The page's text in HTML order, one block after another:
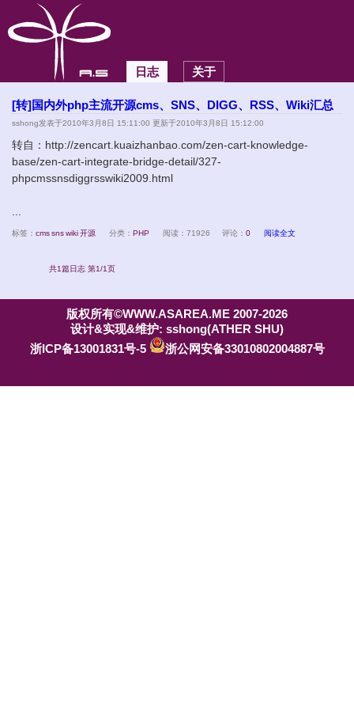
日志 关于
[转]国内外php主流开源cms、SNS、DIGG、RSS、Wiki汇总
sshong发表于2010年3月8日 15:11:00 更新于2010年3月8日 15:12:00
转自：http://zencart.kuaizhanbao.com/zen-cart-knowledge-
base/zen-cart-integrate-bridge-detail/327-
phpcmssnsdiggrsswiki2009.html
标签： cmssnswiki开源 分类： PHP 阅读：71926 评论： 0 阅读全文
共1篇日志 第1/1页
版权所有©WWW.ASAREA.ME 2007-2026
设计&实现&维护: sshong(ATHER SHU)
浙ICP备13001831号-5
浙公网安备33010802004887号